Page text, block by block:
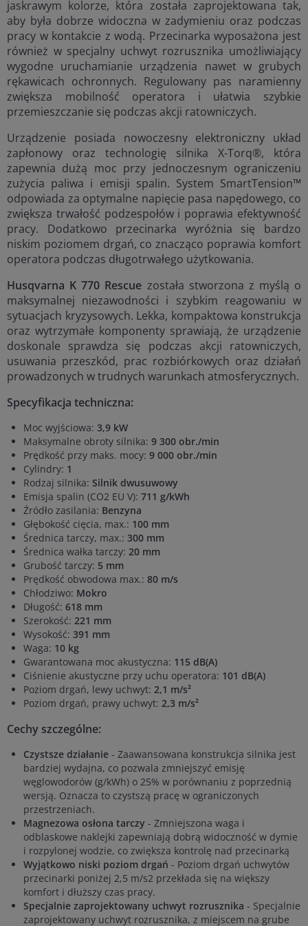
jaskrawym kolorze, która została zaprojektowana tak,
aby była dobrze widoczna w zadymieniu oraz podczas
pracy w kontakcie z wodą. Przecinarka wyposażona jest
również w specjalny uchwyt rozrusznika umożliwiający
wygodne uruchamianie urządzenia nawet w grubych
rękawicach ochronnych. Regulowany pas naramienny
zwiększa mobilność operatora i ułatwia szybkie
przemieszczanie się podczas akcji ratowniczych.
Urządzenie posiada nowoczesny elektroniczny układ
zapłonowy oraz technologię silnika X-Torq®, która
zapewnia dużą moc przy jednoczesnym ograniczeniu
zużycia paliwa i emisji spalin. System SmartTension™
odpowiada za optymalne napięcie pasa napędowego, co
zwiększa trwałość podzespołów i poprawia efektywność
pracy. Dodatkowo przecinarka wyróżnia się bardzo
niskim poziomem drgań, co znacząco poprawia komfort
operatora podczas długotrwałego użytkowania.
Husqvarna K 770 Rescue została stworzona z myślą o
maksymalnej niezawodności i szybkim reagowaniu w
sytuacjach kryzysowych. Lekka, kompaktowa konstrukcja
oraz wytrzymałe komponenty sprawiają, że urządzenie
doskonale sprawdza się podczas akcji ratowniczych,
usuwania przeszkód, prac rozbiórkowych oraz działań
prowadzonych w trudnych warunkach atmosferycznych.
Specyfikacja techniczna:
Moc wyjściowa: 3,9 kW
Maksymalne obroty silnika: 9 300 obr./min
Prędkość przy maks. mocy: 9 000 obr./min
Cylindry: 1
Rodzaj silnika: Silnik dwusuwowy
Emisja spalin (CO2 EU V): 711 g/kWh
Źródło zasilania: Benzyna
Głębokość cięcia, max.: 100 mm
Średnica tarczy, max.: 300 mm
Średnica wałka tarczy: 20 mm
Grubość tarczy: 5 mm
Prędkość obwodowa max.: 80 m/s
Chłodziwo: Mokro
Długość: 618 mm
Szerokość: 221 mm
Wysokość: 391 mm
Waga: 10 kg
Gwarantowana moc akustyczna: 115 dB(A)
Ciśnienie akustyczne przy uchu operatora: 101 dB(A)
Poziom drgań, lewy uchwyt: 2,1 m/s²
Poziom drgań, prawy uchwyt: 2,3 m/s²
Cechy szczególne:
Czystsze działanie - Zaawansowana konstrukcja silnika jest
bardziej wydajna, co pozwala zmniejszyć emisję
węglowodorów (g/kWh) o 25% w porównaniu z poprzednią
wersją. Oznacza to czystszą pracę w ograniczonych
przestrzeniach.
Magnezowa osłona tarczy - Zmniejszona waga i
odblaskowe naklejki zapewniają dobrą widoczność w dymie
i rozpylonej wodzie, co zwiększa kontrolę nad przecinarką
Wyjątkowo niski poziom drgań - Poziom drgań uchwytów
przecinarki poniżej 2,5 m/s2 przekłada się na większy
komfort i dłuższy czas pracy.
Specjalnie zaprojektowany uchwyt rozrusznika - Specjalnie
zaprojektowany uchwyt rozrusznika, z miejscem na grube